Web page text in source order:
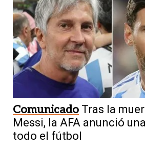
Comunicado Tras la
Messi, la AFA anunció
todo el fútbol